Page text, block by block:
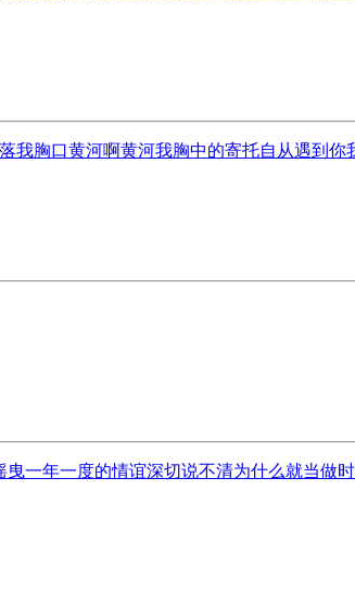
胸口黄河啊黄河我胸中的寄托自从遇到
一年一度的情谊深切说不清为什么就当做